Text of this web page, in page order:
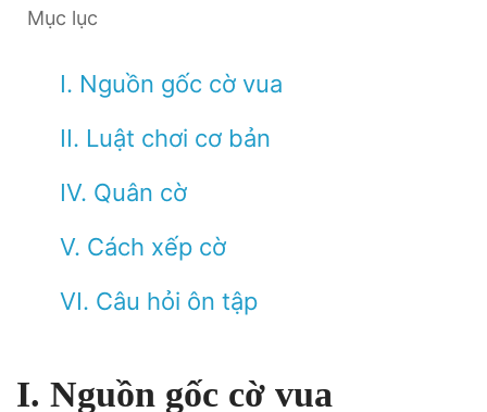
Mục lục
I. Nguồn gốc cờ vua
II. Luật chơi cơ bản
IV. Quân cờ
V. Cách xếp cờ
VI. Câu hỏi ôn tập
I. Nguồn gốc cờ vua